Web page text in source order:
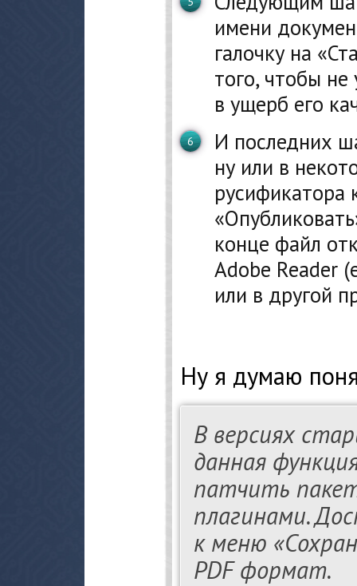
имени
галочку на
того, чтобы
в ущерб его
И последних
ну или в
русификатора
конце файл
Adobe Reader
или в другой
Ну я думаю
В версиях
данная
патчить
плагинами.
к меню
PDF формат.